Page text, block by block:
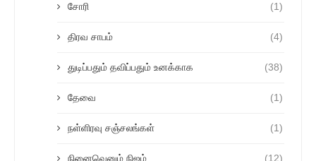
சோரி (1)
திரவ சாபம் (4)
துடிப்பதும் தவிப்பதும் உனக்காக (38)
தேவை (1)
நள்ளிரவு சஞ்சலங்கள் (1)
நினைவெனும் நிஜம் (12)